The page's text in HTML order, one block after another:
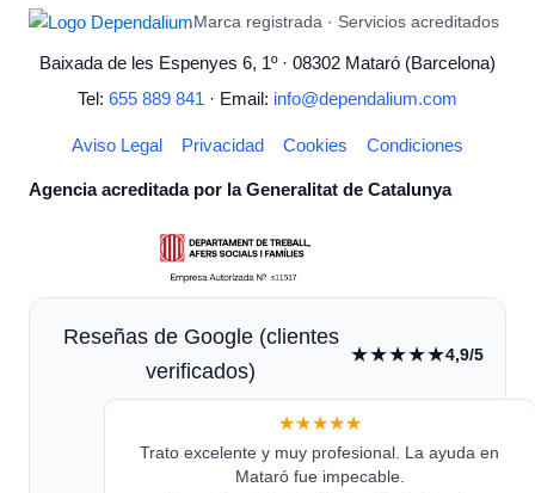
Marca registrada · Servicios acreditados
Baixada de les Espenyes 6, 1º · 08302 Mataró (Barcelona)
Tel: 655 889 841 · Email: info@dependalium.com
Aviso Legal Privacidad Cookies Condiciones
Agencia acreditada por la Generalitat de Catalunya
Reseñas de Google (clientes
verificados)
★★★★★4,9/5
★★★★★
Trato excelente y muy profesional. La ayuda en
Mataró fue impecable.